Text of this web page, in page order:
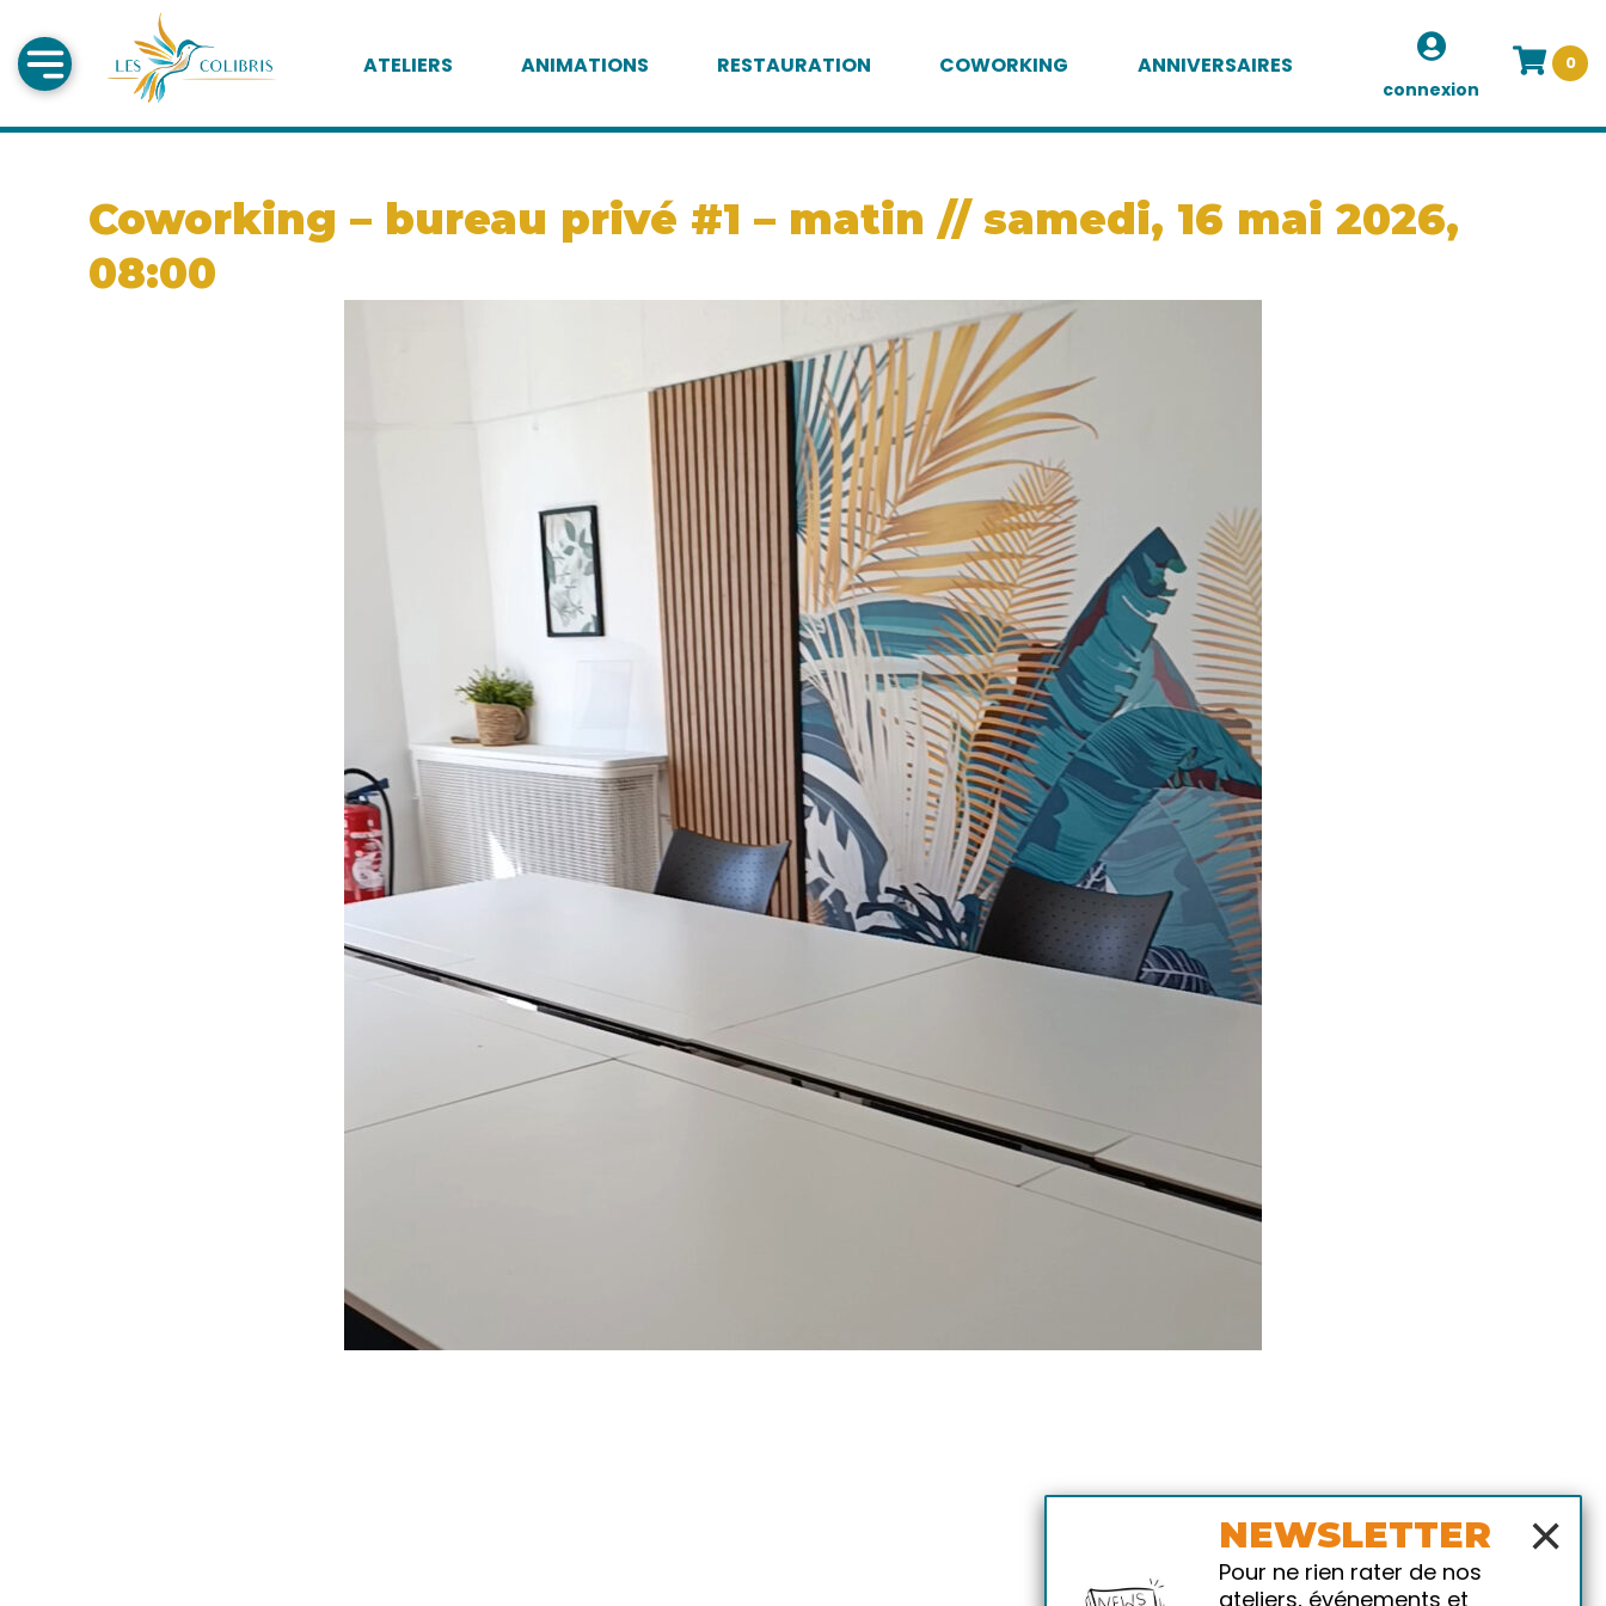
ATELIERS ANIMATIONS RESTAURATION COWORKING ANNIVERSAIRES
connexion
0
Coworking – bureau privé #1 – matin // samedi, 16 mai 2026,
08:00
×
NEWSLETTER
Pour ne rien rater de nos
ateliers, événements et